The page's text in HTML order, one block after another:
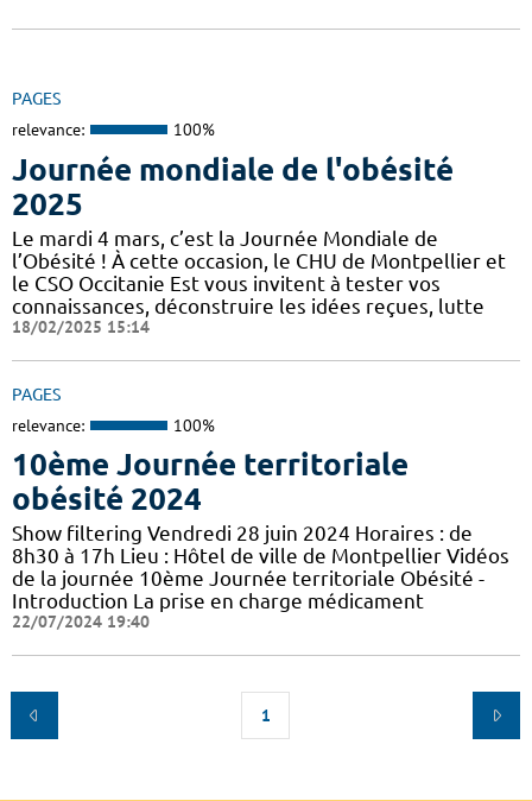
PAGES
relevance: 100%
Journée mondiale de l'obésité
2025
Le mardi 4 mars, c’est la Journée Mondiale de
l’Obésité ! À cette occasion, le CHU de Montpellier et
le CSO Occitanie Est vous invitent à tester vos
connaissances, déconstruire les idées reçues, lutte
18/02/2025 15:14
PAGES
relevance: 100%
10ème Journée territoriale
obésité 2024
Show filtering Vendredi 28 juin 2024 Horaires : de
8h30 à 17h Lieu : Hôtel de ville de Montpellier Vidéos
de la journée 10ème Journée territoriale Obésité -
Introduction La prise en charge médicament
22/07/2024 19:40
1